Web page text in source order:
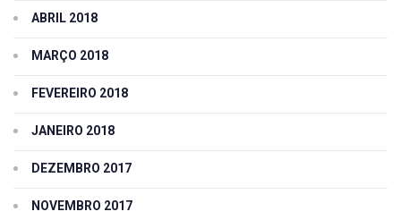
ABRIL 2018
MARÇO 2018
FEVEREIRO 2018
JANEIRO 2018
DEZEMBRO 2017
NOVEMBRO 2017